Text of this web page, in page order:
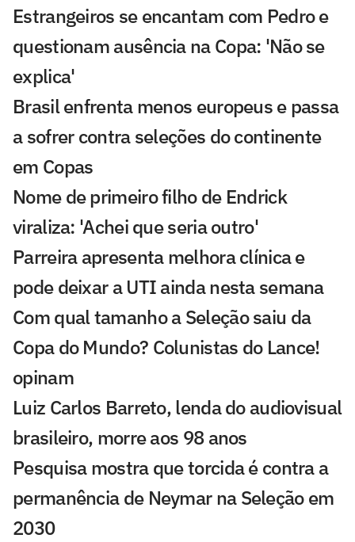
Estrangeiros se encantam com Pedro e
questionam ausência na Copa: 'Não se
explica'
Brasil enfrenta menos europeus e passa
a sofrer contra seleções do continente
em Copas
Nome de primeiro filho de Endrick
viraliza: 'Achei que seria outro'
Parreira apresenta melhora clínica e
pode deixar a UTI ainda nesta semana
Com qual tamanho a Seleção saiu da
Copa do Mundo? Colunistas do Lance!
opinam
Luiz Carlos Barreto, lenda do audiovisual
brasileiro, morre aos 98 anos
Pesquisa mostra que torcida é contra a
permanência de Neymar na Seleção em
2030